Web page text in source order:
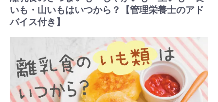
いも・山いもはいつから？【管理栄養士のアド
バイス付き】